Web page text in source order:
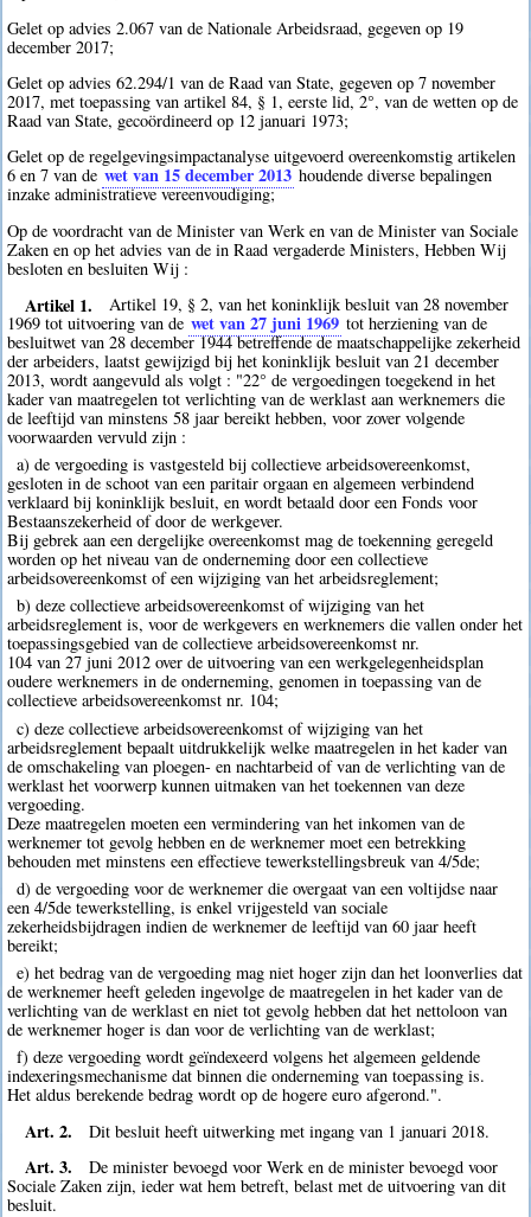
Gelet op advies 2.067 van de Nationale Arbeidsraad, gegeven op 19
december 2017;
Gelet op advies 62.294/1 van de Raad van State, gegeven op 7 november
2017, met toepassing van artikel 84, § 1, eerste lid, 2°, van de wetten op de
Raad van State, gecoördineerd op 12 januari 1973;
Gelet op de regelgevingsimpactanalyse uitgevoerd overeenkomstig artikelen
6 en 7 van de wet van 15 december 2013 houdende diverse bepalingen
inzake administratieve vereenvoudiging;
Op de voordracht van de Minister van Werk en van de Minister van Sociale
Zaken en op het advies van de in Raad vergaderde Ministers, Hebben Wij
besloten en besluiten Wij :
Artikel 1.
Artikel 19, § 2, van het koninklijk besluit van 28 november
1969 tot uitvoering van de wet van 27 juni 1969 tot herziening van de
besluitwet van 28 december 1944 betreffende de maatschappelijke zekerheid
der arbeiders, laatst gewijzigd bij het koninklijk besluit van 21 december
2013, wordt aangevuld als volgt : "22° de vergoedingen toegekend in het
kader van maatregelen tot verlichting van de werklast aan werknemers die
de leeftijd van minstens 58 jaar bereikt hebben, voor zover volgende
voorwaarden vervuld zijn :
a) de vergoeding is vastgesteld bij collectieve arbeidsovereenkomst,
gesloten in de schoot van een paritair orgaan en algemeen verbindend
verklaard bij koninklijk besluit, en wordt betaald door een Fonds voor
Bestaanszekerheid of door de werkgever.
Bij gebrek aan een dergelijke overeenkomst mag de toekenning geregeld
worden op het niveau van de onderneming door een collectieve
arbeidsovereenkomst of een wijziging van het arbeidsreglement;
b) deze collectieve arbeidsovereenkomst of wijziging van het
arbeidsreglement is, voor de werkgevers en werknemers die vallen onder het
toepassingsgebied van de collectieve arbeidsovereenkomst nr.
104 van 27 juni 2012 over de uitvoering van een werkgelegenheidsplan
oudere werknemers in de onderneming, genomen in toepassing van de
collectieve arbeidsovereenkomst nr. 104;
c) deze collectieve arbeidsovereenkomst of wijziging van het
arbeidsreglement bepaalt uitdrukkelijk welke maatregelen in het kader van
de omschakeling van ploegen- en nachtarbeid of van de verlichting van de
werklast het voorwerp kunnen uitmaken van het toekennen van deze
vergoeding.
Deze maatregelen moeten een vermindering van het inkomen van de
werknemer tot gevolg hebben en de werknemer moet een betrekking
behouden met minstens een effectieve tewerkstellingsbreuk van 4/5de;
d) de vergoeding voor de werknemer die overgaat van een voltijdse naar
een 4/5de tewerkstelling, is enkel vrijgesteld van sociale
zekerheidsbijdragen indien de werknemer de leeftijd van 60 jaar heeft
bereikt;
e) het bedrag van de vergoeding mag niet hoger zijn dan het loonverlies dat
de werknemer heeft geleden ingevolge de maatregelen in het kader van de
verlichting van de werklast en niet tot gevolg hebben dat het nettoloon van
de werknemer hoger is dan voor de verlichting van de werklast;
f) deze vergoeding wordt geïndexeerd volgens het algemeen geldende
indexeringsmechanisme dat binnen die onderneming van toepassing is.
Het aldus berekende bedrag wordt op de hogere euro afgerond.".
Art. 2. Dit besluit heeft uitwerking met ingang van 1 januari 2018.
Art. 3.
De minister bevoegd voor Werk en de minister bevoegd voor
Sociale Zaken zijn, ieder wat hem betreft, belast met de uitvoering van dit
besluit.